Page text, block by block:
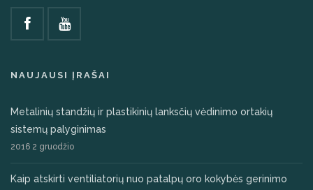
NAUJAUSI ĮRAŠAI
Metalinių standžių ir plastikinių lanksčių vėdinimo ortakių
sistemų palyginimas
2016 2 gruodžio
Kaip atskirti ventiliatorių nuo patalpų oro kokybės gerinimo